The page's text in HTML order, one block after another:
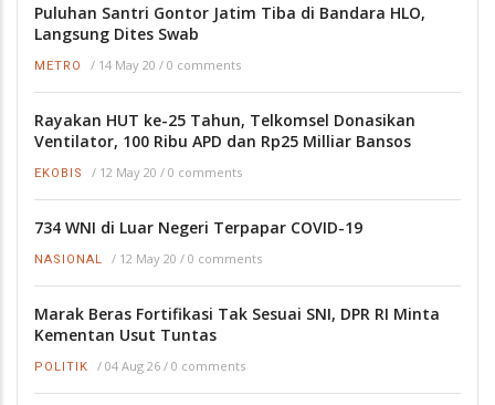
Puluhan Santri Gontor Jatim Tiba di Bandara HLO,
Langsung Dites Swab
METRO / 14 May 20 / 0 comments
Rayakan HUT ke-25 Tahun, Telkomsel Donasikan
Ventilator, 100 Ribu APD dan Rp25 Milliar Bansos
EKOBIS / 12 May 20 / 0 comments
734 WNI di Luar Negeri Terpapar COVID-19
NASIONAL / 12 May 20 / 0 comments
Marak Beras Fortifikasi Tak Sesuai SNI, DPR RI Minta
Kementan Usut Tuntas
POLITIK / 04 Aug 26 / 0 comments